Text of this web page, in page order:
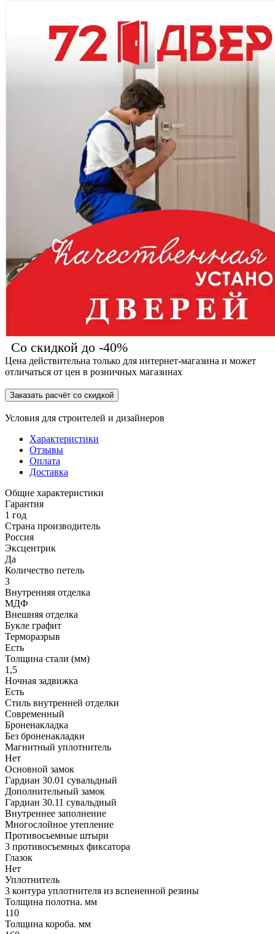
Со скидкой до -40%
Цена действительна только для интернет-магазина и может
отличаться от цен в розничных магазинах
Заказать расчёт со скидкой
Условия для строителей и дизайнеров
Характеристики
Отзывы
Оплата
Доставка
Общие характеристики
Гарантия
1 год
Страна производитель
Россия
Эксцентрик
Да
Количество петель
3
Внутренняя отделка
МДФ
Внешняя отделка
Букле графит
Терморазрыв
Есть
Толщина стали (мм)
1,5
Ночная задвижка
Есть
Стиль внутренней отделки
Современный
Броненакладка
Без броненакладки
Магнитный уплотнитель
Нет
Основной замок
Гардиан 30.01 сувальдный
Дополнительный замок
Гардиан 30.11 сувальдный
Внутреннее заполнение
Многослойное утепление
Противосьемные штыри
3 противосъемных фиксатора
Глазок
Нет
Уплотнитель
3 контура уплотнителя из вспененной резины
Толщина полотна. мм
110
Толщина короба. мм